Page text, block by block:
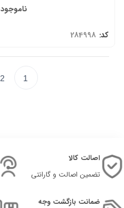
ناموجود
کد: 284998
1
2
اصالت کالا
تضمین اصالت و گارانتی
ضمانت بازگشت وجه